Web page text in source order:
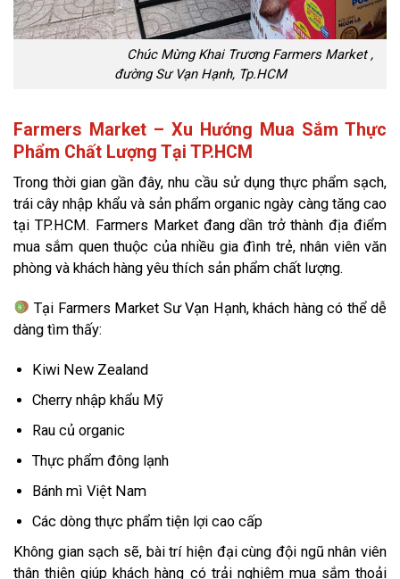
Chúc Mừng Khai Trương Farmers Market ,
đường Sư Vạn Hạnh, Tp.HCM
Farmers Market – Xu Hướng Mua Sắm Thực
Phẩm Chất Lượng Tại TP.HCM
Trong thời gian gần đây, nhu cầu sử dụng thực phẩm sạch,
trái cây nhập khẩu và sản phẩm organic ngày càng tăng cao
tại TP.HCM. Farmers Market đang dần trở thành địa điểm
mua sắm quen thuộc của nhiều gia đình trẻ, nhân viên văn
phòng và khách hàng yêu thích sản phẩm chất lượng.
Tại Farmers Market Sư Vạn Hạnh, khách hàng có thể dễ
dàng tìm thấy:
Kiwi New Zealand
Cherry nhập khẩu Mỹ
Rau củ organic
Thực phẩm đông lạnh
Bánh mì Việt Nam
Các dòng thực phẩm tiện lợi cao cấp
Không gian sạch sẽ, bài trí hiện đại cùng đội ngũ nhân viên
thân thiện giúp khách hàng có trải nghiệm mua sắm thoải